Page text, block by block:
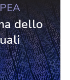
dello